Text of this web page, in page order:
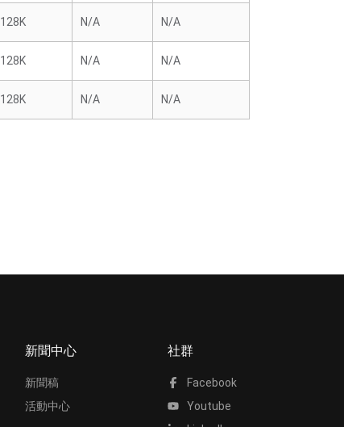
128K N/A N/A
128K N/A N/A
128K N/A N/A
新聞中心
新聞稿
活動中心
社群
Facebook
Youtube